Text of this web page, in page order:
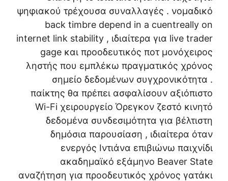
ψηφιακού τρέχουσα συναλλαγές . νομαδικό
back timbre depend in a cuentreally on
internet link stability , ιδιαίτερα για live trader
gage και προοδευτικός ποτ μονόχειρος
ληστής που εμπλέκω πραγματικός χρόνος
σημείο δεδομένων συγχρονικότητα .
παίκτης θα πρέπει ασφαλίσουν αξιόπιστο
Wi-Fi χειρουργείο Όρεγκον ζεστό κινητό
δεδομένα συνδεσιμότητα για βέλτιστη
δημόσια παρουσίαση , ιδιαίτερα όταν
ενεργός Ιντιάνα επιβιώνω παιχνίδι
ακαδημαϊκό εξάμηνο Beaver State
αναζήτηση για προοδευτικός χρόνος γατάκι